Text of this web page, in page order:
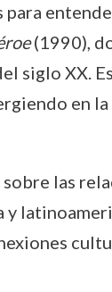
para
(1990),
siglo XX.
en
las